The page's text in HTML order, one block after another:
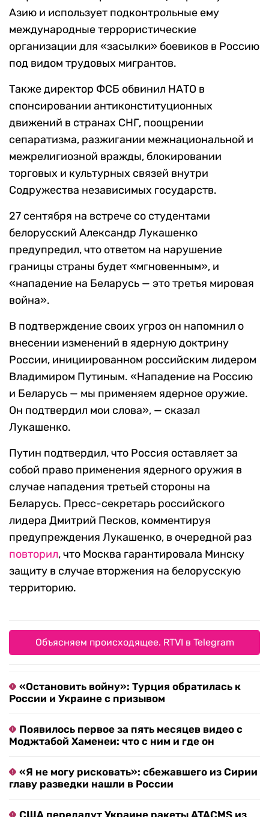
Азию и использует подконтрольные ему
международные террористические
организации для «засылки» боевиков в Россию
под видом трудовых мигрантов.
Также директор ФСБ обвинил НАТО в
спонсировании антиконституционных
движений в странах СНГ, поощрении
сепаратизма, разжигании межнациональной и
межрелигиозной вражды, блокировании
торговых и культурных связей внутри
Содружества независимых государств.
27 сентября на встрече со студентами
белорусский Александр Лукашенко
предупредил, что ответом на нарушение
границы страны будет «мгновенным», и
«нападение на Беларусь — это третья мировая
война».
В подтверждение своих угроз он напомнил о
внесении изменений в ядерную доктрину
России, инициированном российским лидером
Владимиром Путиным. «Нападение на Россию
и Беларусь — мы применяем ядерное оружие.
Он подтвердил мои слова», — сказал
Лукашенко.
Путин подтвердил, что Россия оставляет за
собой право применения ядерного оружия в
случае нападения третьей стороны на
Беларусь. Пресс-секретарь российского
лидера Дмитрий Песков, комментируя
предупреждения Лукашенко, в очередной раз
повторил, что Москва гарантировала Минску
защиту в случае вторжения на белорусскую
территорию.
Объясняем происходящее. RTVI в Telegram
«Остановить войну»: Турция обратилась к
России и Украине с призывом
Появилось первое за пять месяцев видео с
Моджтабой Хаменеи: что с ним и где он
«Я не могу рисковать»: сбежавшего из Сирии
главу разведки нашли в России